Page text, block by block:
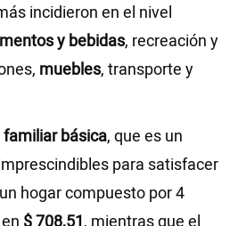
incidieron en el nivel
y bebidas, recreación y
muebles, transporte y
básica, que es un
para satisfacer
hogar compuesto por 4